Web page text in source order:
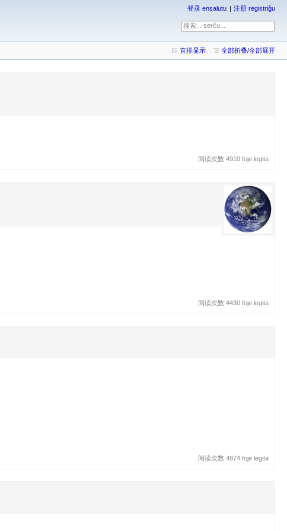
登录 ensalutu 注册 registriĝu
直排显示 全部折叠/全部展开
阅读次数 4910 foje legita
阅读次数 4430 foje legita
阅读次数 4874 foje legita